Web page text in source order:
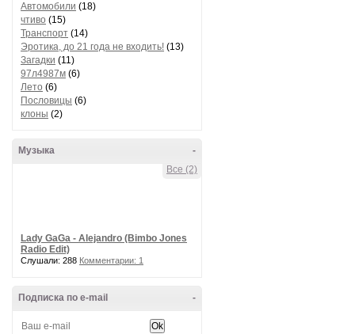
Автомобили (18)
чтиво (15)
Транспорт (14)
Эротика, до 21 года не входить! (13)
Загадки (11)
97л4987м (6)
Лето (6)
Пословицы (6)
клоны (2)
-
Музыка
Все (2)
Lady GaGa - Alejandro (Bimbo Jones
Radio Edit)
Слушали: 288 Комментарии: 1
-
Подписка по e-mail